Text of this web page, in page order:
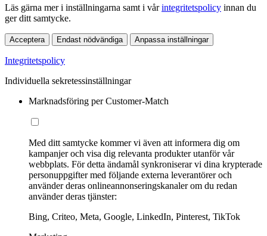
Läs gärna mer i inställningarna samt i vårintegritetspolicy innan du
ger ditt samtycke.
Acceptera Endast nödvändiga Anpassa inställningar
Integritetspolicy
Individuella sekretessinställningar
Marknadsföring per Customer-Match
Med ditt samtycke kommer vi även att informera dig om
kampanjer och visa dig relevanta produkter utanför vår
webbplats. För detta ändamål synkroniserar vi dina krypterade
personuppgifter med följande externa leverantörer och
använder deras onlineannonseringskanaler om du redan
använder deras tjänster:
Bing, Criteo, Meta, Google, LinkedIn, Pinterest, TikTok